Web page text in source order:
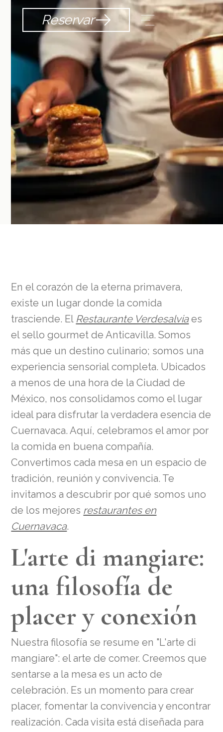
Reservar
En el corazón de la eterna primavera,
existe un lugar donde la comida
trasciende. El Restaurante Verdesalviaes
el sello gourmet de Anticavilla. Somos
más que un destino culinario; somos una
experiencia sensorial completa. Ubicados
a menos de una hora de la Ciudad de
México, nos consolidamos como el lugar
ideal para disfrutar la verdadera esencia de
Cuernavaca. Aquí, celebramos el amor por
la comida en buena compañía.
Convertimos cada mesa en un espacio de
tradición, reunión y convivencia. Te
invitamos a descubrir por qué somos uno
de los mejores restaurantes en
Cuernavaca.
L'arte di mangiare:
una filosofía de
placer y conexión
Nuestra filosofía se resume en "L'arte di
mangiare": el arte de comer. Creemos que
sentarse a la mesa es un acto de
celebración. Es un momento para crear
placer, fomentar la convivencia y encontrar
realización. Cada visita está diseñada para